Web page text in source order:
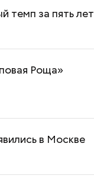
темп за пять лет
Роща»
в Москве